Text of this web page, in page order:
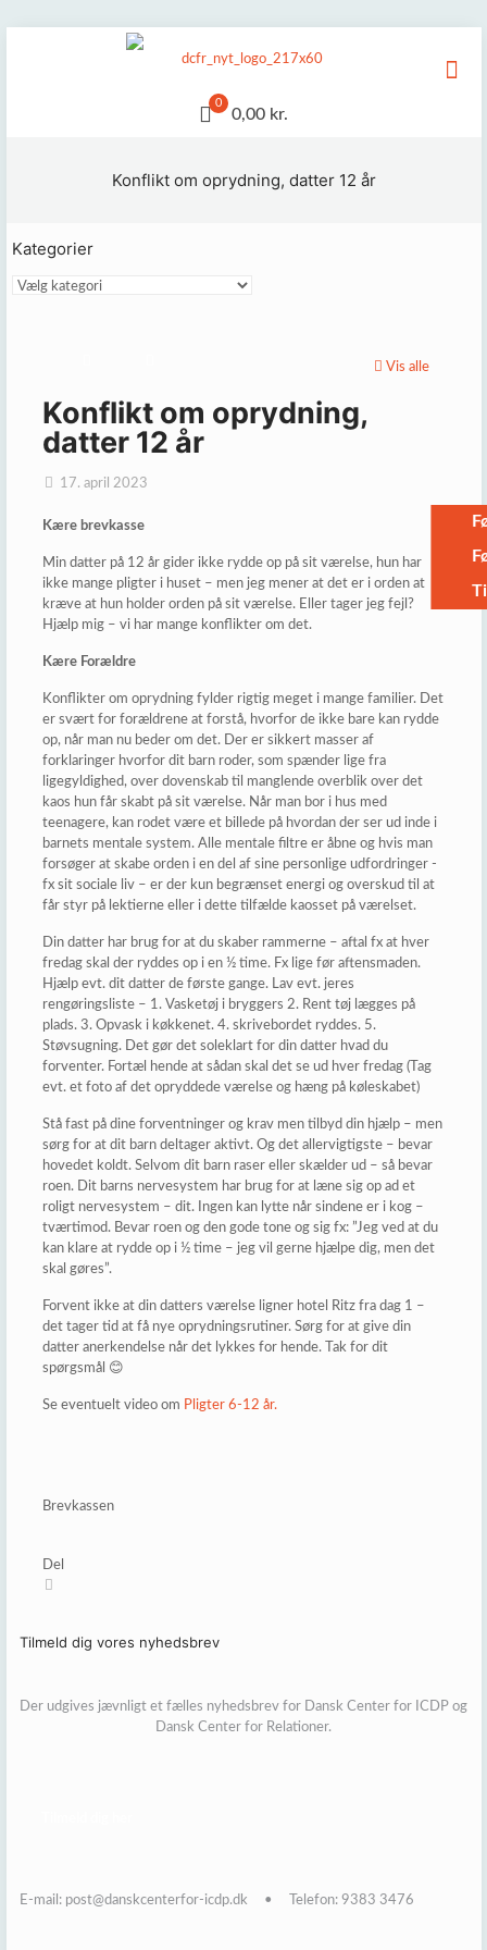
0
0,00 kr.
Konflikt om oprydning, datter 12 år
Vis alle
Konflikt om oprydning,
datter 12 år
17. april 2023
Kære brevkasse
Min datter på 12 år gider ikke rydde op på sit værelse, hun har
ikke mange pligter i huset – men jeg mener at det er i orden at
kræve at hun holder orden på sit værelse. Eller tager jeg fejl?
Hjælp mig – vi har mange konflikter om det.
Kære Forældre
Konflikter om oprydning fylder rigtig meget i mange familier. Det
er svært for forældrene at forstå, hvorfor de ikke bare kan rydde
op, når man nu beder om det. Der er sikkert masser af
forklaringer hvorfor dit barn roder, som spænder lige fra
ligegyldighed, over dovenskab til manglende overblik over det
kaos hun får skabt på sit værelse. Når man bor i hus med
teenagere, kan rodet være et billede på hvordan der ser ud inde i
barnets mentale system. Alle mentale filtre er åbne og hvis man
forsøger at skabe orden i en del af sine personlige udfordringer -
fx sit sociale liv – er der kun begrænset energi og overskud til at
får styr på lektierne eller i dette tilfælde kaosset på værelset.
Din datter har brug for at du skaber rammerne – aftal fx at hver
fredag skal der ryddes op i en ½ time. Fx lige før aftensmaden.
Hjælp evt. dit datter de første gange. Lav evt. jeres
rengøringsliste – 1. Vasketøj i bryggers 2. Rent tøj lægges på
plads. 3. Opvask i køkkenet. 4. skrivebordet ryddes. 5.
Støvsugning. Det gør det soleklart for din datter hvad du
forventer. Fortæl hende at sådan skal det se ud hver fredag (Tag
evt. et foto af det opryddede værelse og hæng på køleskabet)
Stå fast på dine forventninger og krav men tilbyd din hjælp – men
sørg for at dit barn deltager aktivt. Og det allervigtigste – bevar
hovedet koldt. Selvom dit barn raser eller skælder ud – så bevar
roen. Dit barns nervesystem har brug for at læne sig op ad et
roligt nervesystem – dit. Ingen kan lytte når sindene er i kog –
tværtimod. Bevar roen og den gode tone og sig fx: ”Jeg ved at du
kan klare at rydde op i ½ time – jeg vil gerne hjælpe dig, men det
skal gøres”.
Forvent ikke at din datters værelse ligner hotel Ritz fra dag 1 –
det tager tid at få nye oprydningsrutiner. Sørg for at give din
datter anerkendelse når det lykkes for hende. Tak for dit
spørgsmål 😊
Se eventuelt video om Pligter 6-12 år.
Brevkassen
Del
Kategorier
Kategorier
Tilmeld dig vores nyhedsbrev
Der udgives jævnligt et fælles nyhedsbrev for Dansk Center for ICDP og
Dansk Center for Relationer.
E-mail: post@danskcenterfor-icdp.dk • Telefon: 9383 3476